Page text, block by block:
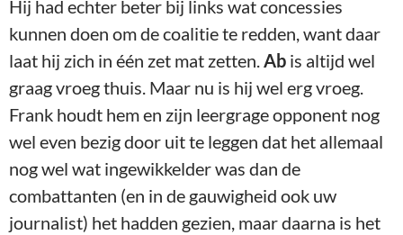
Hij had echter beter bij links wat concessies
kunnen doen om de coalitie te redden, want daar
laat hij zich in één zet mat zetten.Ab is altijd wel
graag vroeg thuis. Maar nu is hij wel erg vroeg.
Frank houdt hem en zijn leergrage opponent nog
wel even bezig door uit te leggen dat het allemaal
nog wel wat ingewikkelder was dan de
combattanten (en in de gauwigheid ook uw
journalist) het hadden gezien, maar daarna is het